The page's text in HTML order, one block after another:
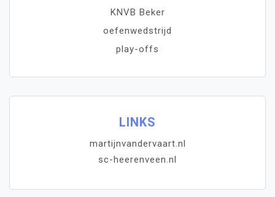
KNVB Beker
oefenwedstrijd
play-offs
LINKS
martijnvandervaart.nl
sc-heerenveen.nl